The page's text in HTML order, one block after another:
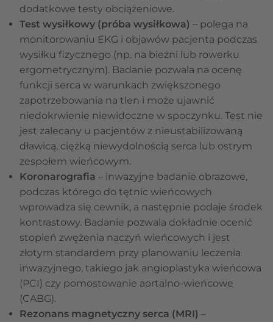
dodatkowe testy obciążeniowe.
Test wysiłkowy (próba wysiłkowa) – polega na
monitorowaniu EKG i objawów pacjenta podczas
wysiłku fizycznego (np. na bieżni lub rowerku
ergometrycznym). Badanie pozwala na ocenę
funkcji serca w warunkach zwiększonego
zapotrzebowania na tlen i może ujawnić
niedokrwienie niewidoczne w spoczynku. Test nie
jest zalecany u pacjentów z nieustabilizowaną
dławicą, ciężką niewydolnością serca lub ostrym
zespołem wieńcowym.
Koronarografia – inwazyjne badanie obrazowe,
podczas którego do tętnic wieńcowych
wprowadza się cewnik, a następnie podaje środek
kontrastowy. Badanie pozwala dokładnie ocenić
stopień zwężenia naczyń wieńcowych i jest
złotym standardem przy planowaniu leczenia
inwazyjnego, takiego jak angioplastyka wieńcowa
(PCI) czy pomostowanie aortalno-wieńcowe
(CABG).
Rezonans magnetyczny serca (MRI) –